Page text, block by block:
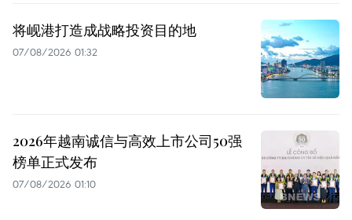
将岘港打造成战略投资目的地
07/08/2026 01:32
2026年越南诚信与高效上市公司50强
榜单正式发布
07/08/2026 01:10